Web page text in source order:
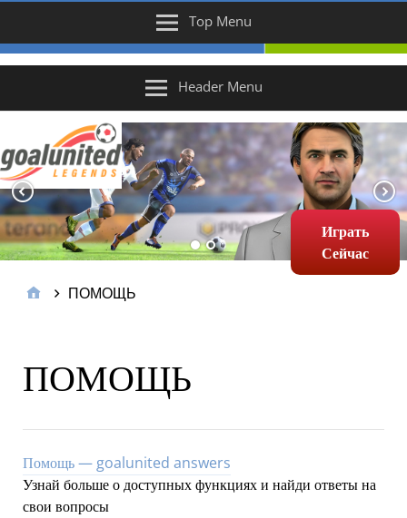
Top Menu
Header Menu
Играть
Сейчас
ПОМОЩЬ
ПОМОЩЬ
Помощь — goalunited answers
Узнай больше о доступных функциях и найди ответы на
свои вопросы